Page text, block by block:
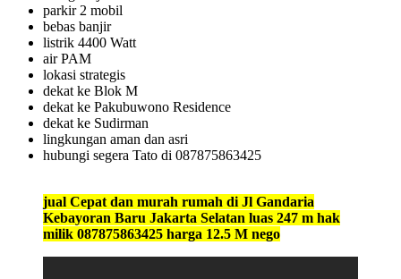
parkir 2 mobil
bebas banjir
listrik 4400 Watt
air PAM
lokasi strategis
dekat ke Blok M
dekat ke Pakubuwono Residence
dekat ke Sudirman
lingkungan aman dan asri
hubungi segera Tato di 087875863425
jual Cepat dan murah rumah di Jl Gandaria
Kebayoran Baru Jakarta Selatan luas 247 m hak
milik 087875863425 harga 12.5 M nego